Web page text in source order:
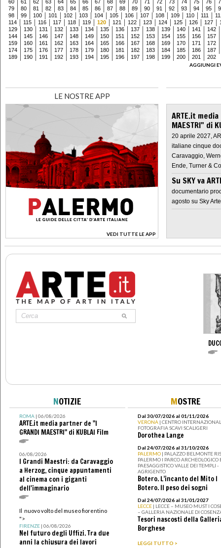
60 61 62 63 64 65 66 67 68 69 70 71 72 73 74 75 76
79
80 81 82 83 84 85 86 87 88 89 90 91 92 93 94 95
98
99 100 101 102 103 104 105 106 107 108 109 110 111
114
115 116 117 118 119 120 121 122 123 124 125 126 127
129
130 131 132 133 134 135 136 137 138 139 140 141
142
144
145 146 147 148 149 150 151 152 153 154 155 156
157
159
160 161 162 163 164 165 166 167 168 169 170 171
172
174
175 176 177 178 179 180 181 182 183 184 185 186
187
189
190 191 192 193 194 195 196 197 198 199 200 201
202
AGGIUNGI
LE NOSTRE APP
VEDI TUTTE LE APP
>
ARTE.it
MAESTRI" di
20 aprile 2027,
italiane cinque
Caravaggio,
Ende, Turner &
Su SKY va
documentario
agosto su Sky Arte
NOTIZIE
ROMA| 06/08/2026
ARTE.it media partner de "I
GRANDI MAESTRI" di KUBLAI Film
06/08/2026
I Grandi Maestri: da Caravaggio
a Herzog, cinque appuntamenti
al cinema con i giganti
dell'immaginario
Il nuovo volto del museo fiorentino
">
FIRENZE| 06/08/2026
Nel futuro degli Uffizi. Tra due
anni la chiusura dei lavori
MOSTRE
Dal 30/07/2026 al 01/11/2026
VERONA | CENTRO
FOTOGRAFIA SCAVI SCALIGERI
Dorothea Lange
Dal 24/07/2026 al 31/10/2026
PALERMO | PALAZZO BELMONTE
PALERMO I PARCO ARCHEOLOGICO
PAESAGGISTICO VALLE DEI TEMPLI -
AGRIGENTO
Botero. L’incanto del Mito I
Botero. Il peso dei sogni
Dal 24/07/2026 al 31/01/2027
LECCE | LECCE – MUSEO MUST I
– GALLERIA NAZIONALE DI
Tesori nascosti della
Borghese
LEGGI TUTTO >